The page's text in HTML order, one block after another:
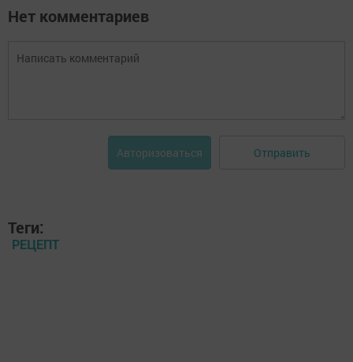
Нет комментариев
Авторизоваться Отправить
Теги:
РЕЦЕПТ